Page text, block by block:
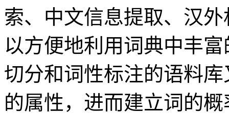
索、中文信息提取、汉
以方便地利用词典中丰
切分和词性标注的语料
的属性，进而建立词的